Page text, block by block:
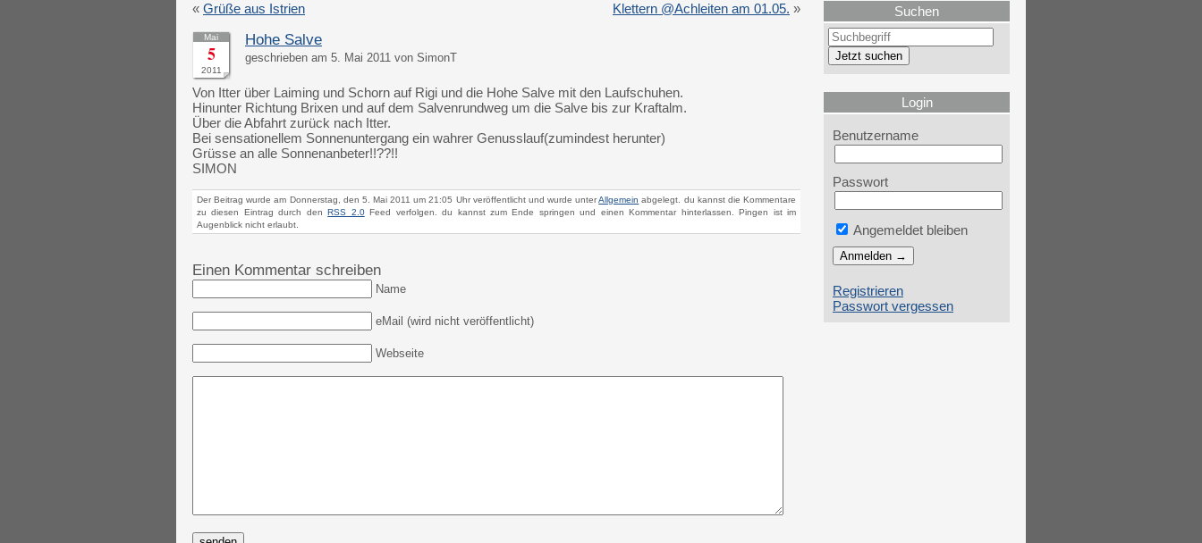
« Grüße aus Istrien Klettern @Achleiten am 01.05. »
Mai
5
2011
Hohe Salve
geschrieben am 5. Mai 2011 von SimonT
Von Itter über Laiming und Schorn auf Rigi und die Hohe Salve mit den Laufschuhen.
Hinunter Richtung Brixen und auf dem Salvenrundweg um die Salve bis zur Kraftalm.
Über die Abfahrt zurück nach Itter.
Bei sensationellem Sonnenuntergang ein wahrer Genusslauf(zumindest herunter)
Grüsse an alle Sonnenanbeter!!??!!
SIMON
Der Beitrag wurde am Donnerstag, den 5. Mai 2011 um 21:05 Uhr veröffentlicht und wurde unterAllgemein abgelegt. du kannst die Kommentare
zu diesen Eintrag durch denRSS 2.0Feed verfolgen. du kannst zum Ende springen und einen Kommentar hinterlassen. Pingen ist im
Augenblick nicht erlaubt.
Einen Kommentar schreiben
Name
eMail (wird nicht veröffentlicht)
Webseite
Suchen
Login
Benutzername
Passwort
Angemeldet bleiben
Registrieren
Passwort vergessen